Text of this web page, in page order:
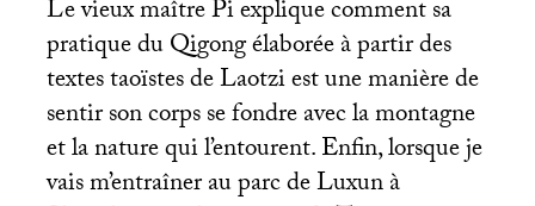
Le vieux maître Pi explique comment sa
pratique du Qigong élaborée à partir des
textes taoïstes de Laotzi est une manière de
sentir son corps se fondre avec la montagne
et la nature qui l’entourent. Enfin, lorsque je
vais m’entraîner au parc de Luxun à